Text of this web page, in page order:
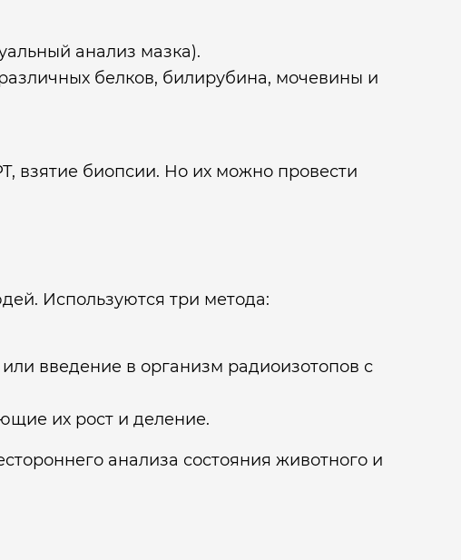
анализ мазка).
белков, билирубина, мочевины и
взятие биопсии. Но их можно провести
Используются три метода:
введение в организм радиоизотопов с
их рост и деление.
анализа состояния животного и